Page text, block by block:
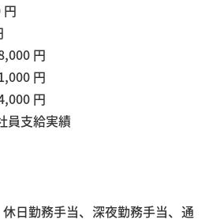
円
円
円
員支給実績
日勤務手当、深夜勤務手当、通